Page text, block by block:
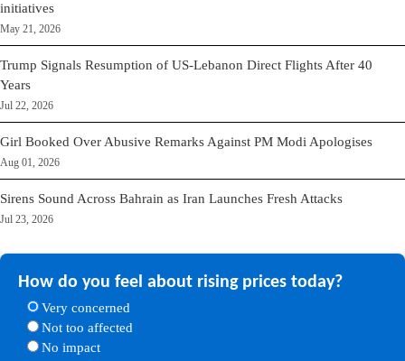
initiatives
May 21, 2026
Trump Signals Resumption of US-Lebanon Direct Flights After 40
Years
Jul 22, 2026
Girl Booked Over Abusive Remarks Against PM Modi Apologises
Aug 01, 2026
Sirens Sound Across Bahrain as Iran Launches Fresh Attacks
Jul 23, 2026
How do you feel about rising prices today?
Very concerned
Not too affected
No impact